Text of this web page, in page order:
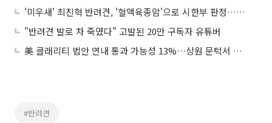
'미우새' 최진혁 반려견, '혈액육종암'으로 시한부 판정…장례식장서 눈시울
"반려견 발로 차 죽였다" 고발된 20만 구독자 유튜버
美 클래리티 법안 연내 통과 가능성 13%…상원 문턱서 제동
#반려견